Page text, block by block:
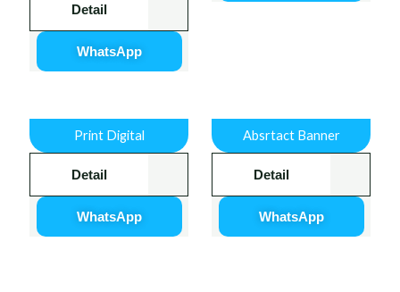
Absrtact Banner
Detail
WhatsApp
Print Digital
Detail
WhatsApp
Detail
WhatsApp